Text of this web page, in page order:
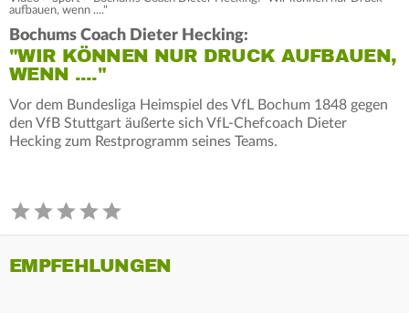
aufbauen, wenn ...."
Bochums Coach Dieter Hecking:
"WIR KÖNNEN NUR DRUCK AUFBAUEN,
WENN ...."
Vor dem Bundesliga Heimspiel des VfL Bochum 1848 gegen
den VfB Stuttgart äußerte sich VfL-Chefcoach Dieter
Hecking zum Restprogramm seines Teams.
EMPFEHLUNGEN